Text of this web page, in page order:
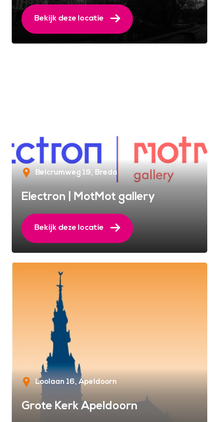
Bekijk deze locatie
Belcrumweg 19 Breda
Electron | MotMot gallery
Bekijk deze locatie
Loolaan 16 Apeldoorn
Grote Kerk Apeldoorn